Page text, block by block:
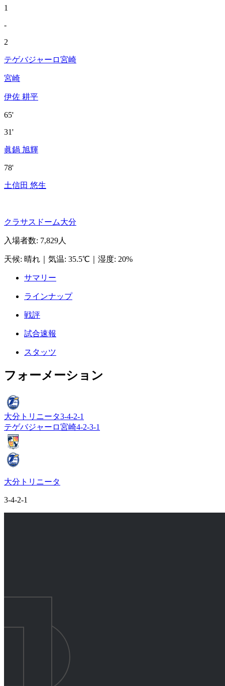
1
-
2
テゲバジャーロ宮崎
宮崎
伊佐 耕平
65'
31'
眞鍋 旭輝
78'
土信田 悠生
クラサスドーム大分
入場者数: 7,829人
天候: 晴れ 気温: 35.5℃ 湿度: 20%
サマリー
ラインナップ
戦評
試合速報
スタッツ
フォーメーション
大分トリニータ3-4-2-1
テゲバジャーロ宮崎4-2-3-1
大分トリニータ
3-4-2-1